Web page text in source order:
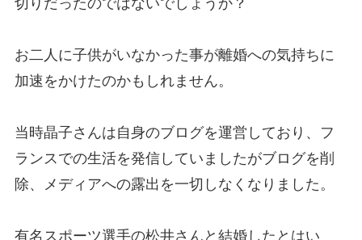
お二人に子供がいなかった事が離婚への気持ちに
加速をかけたのかもしれません。
当時晶子さんは自身のブログを運営しており、フ
ランスでの生活を発信していましたがブログを削
除、メディアへの露出を一切しなくなりました。
有名スポーツ選手の松井さんと結婚したとはい